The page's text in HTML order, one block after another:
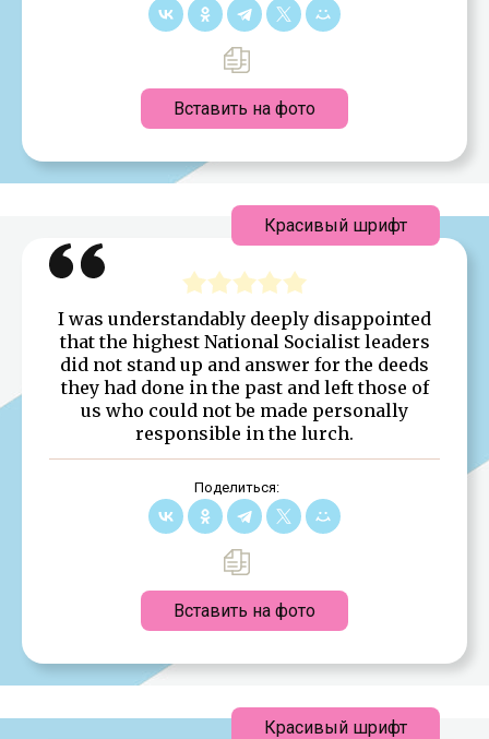
Вставить на фото
I was understandably deeply disappointed
that the highest National Socialist leaders
did not stand up and answer for the deeds
they had done in the past and left those of
us who could not be made personally
responsible in the lurch.
Поделиться:
Вставить на фото
Красивый шрифт
Красивый шрифт